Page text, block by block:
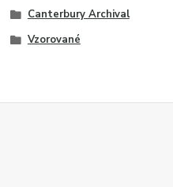
Canterbury Archival
Vzorované